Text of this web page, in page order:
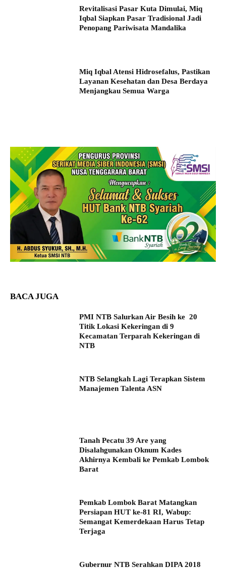
Revitalisasi Pasar Kuta Dimulai, Miq
Iqbal Siapkan Pasar Tradisional Jadi
Penopang Pariwisata Mandalika
Miq Iqbal Atensi Hidrosefalus, Pastikan
Layanan Kesehatan dan Desa Berdaya
Menjangkau Semua Warga
BACA JUGA
PMI NTB Salurkan Air Besih ke 20
Titik Lokasi Kekeringan di 9
Kecamatan Terparah Kekeringan di
NTB
NTB Selangkah Lagi Terapkan Sistem
Manajemen Talenta ASN
Tanah Pecatu 39 Are yang
Disalahgunakan Oknum Kades
Akhirnya Kembali ke Pemkab Lombok
Barat
Pemkab Lombok Barat Matangkan
Persiapan HUT ke-81 RI, Wabup:
Semangat Kemerdekaan Harus Tetap
Terjaga
Gubernur NTB Serahkan DIPA 2018